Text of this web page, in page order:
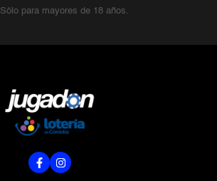
Sólo para mayores de 18 años.